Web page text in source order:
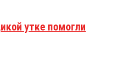
утке помогли